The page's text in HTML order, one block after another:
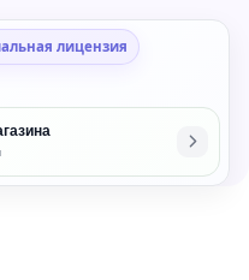
лицензия